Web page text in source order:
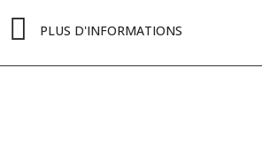
PLUS D'INFORMATIONS